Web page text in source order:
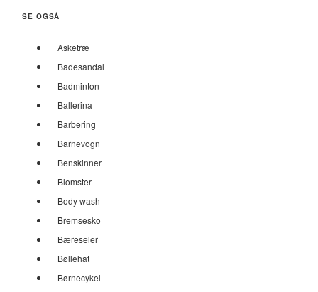
SE OGSÅ
Asketræ
Badesandal
Badminton
Ballerina
Barbering
Barnevogn
Benskinner
Blomster
Body wash
Bremsesko
Bæreseler
Bøllehat
Børnecykel